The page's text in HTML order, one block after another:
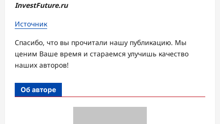
InvestFuture.ru
Источник
Спасибо, что вы прочитали нашу публикацию. Мы
ценим Ваше время и стараемся улучишь качество
наших авторов!
Об авторе